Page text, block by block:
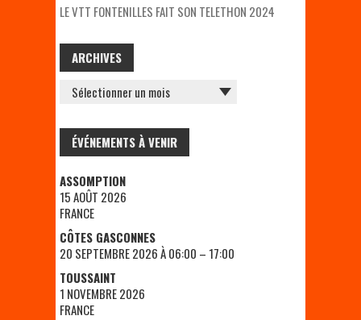
LE VTT FONTENILLES FAIT SON TELETHON 2024
ARCHIVES
ARCHIVES
ÉVÉNEMENTS À VENIR
ASSOMPTION
15 AOÛT 2026
FRANCE
CÔTES GASCONNES
20 SEPTEMBRE 2026 À 06:00 – 17:00
TOUSSAINT
1 NOVEMBRE 2026
FRANCE